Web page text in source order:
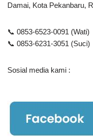
Damai, Kota Pekanbaru,
📞 0853-6523-0091 (Wati)
📞 0853-6231-3051 (Suci)
Sosial media kami :